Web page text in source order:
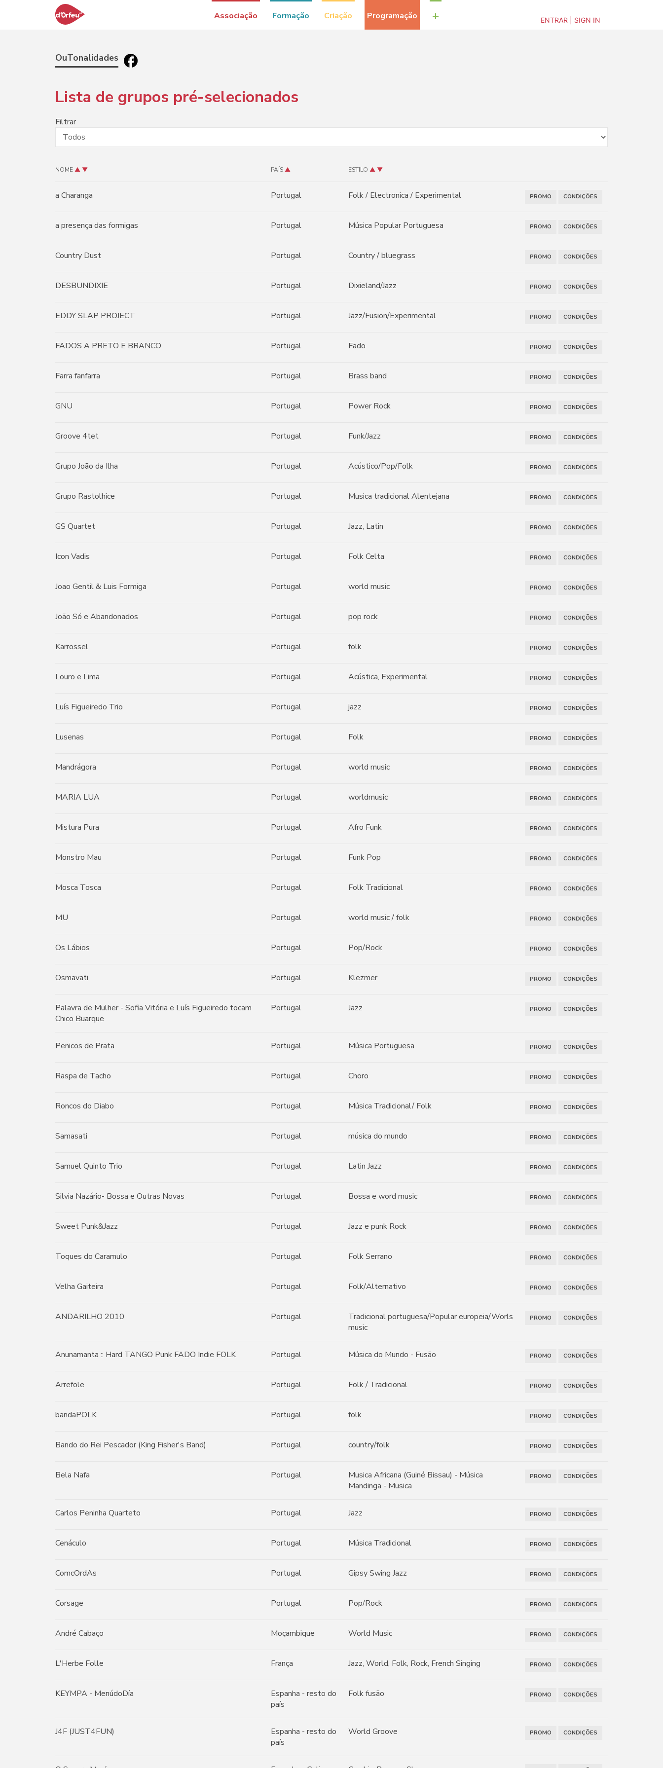
Associação Formação Criação Programação + ENTRAR | SIGN IN
OuTonalidades
Lista de grupos pré-selecionados
Filtrar
NOME▲▼ PAÍS▲ ESTILO ▲▼
a Charanga Portugal Folk / Electronica / Experimental PROMO CONDIÇÕES
a presença das formigas Portugal Música Popular Portuguesa PROMO CONDIÇÕES
Country Dust Portugal Country / bluegrass PROMO CONDIÇÕES
DESBUNDIXIE Portugal Dixieland/Jazz PROMO CONDIÇÕES
EDDY SLAP PROJECT Portugal Jazz/Fusion/Experimental PROMO CONDIÇÕES
FADOS A PRETO E BRANCO Portugal Fado PROMO CONDIÇÕES
Farra fanfarra Portugal Brass band PROMO CONDIÇÕES
GNU Portugal Power Rock PROMO CONDIÇÕES
Groove 4tet Portugal Funk/Jazz PROMO CONDIÇÕES
Grupo João da Ilha Portugal Acústico/Pop/Folk PROMO CONDIÇÕES
Grupo Rastolhice Portugal Musica tradicional Alentejana PROMO CONDIÇÕES
GS Quartet Portugal Jazz, Latin PROMO CONDIÇÕES
Icon Vadis Portugal Folk Celta PROMO CONDIÇÕES
Joao Gentil & Luis Formiga Portugal world music PROMO CONDIÇÕES
João Só e Abandonados Portugal pop rock PROMO CONDIÇÕES
Karrossel Portugal folk PROMO CONDIÇÕES
Louro e Lima Portugal Acústica, Experimental PROMO CONDIÇÕES
Luís Figueiredo Trio Portugal jazz PROMO CONDIÇÕES
Lusenas Portugal Folk PROMO CONDIÇÕES
Mandrágora Portugal world music PROMO CONDIÇÕES
MARIA LUA Portugal worldmusic PROMO CONDIÇÕES
Mistura Pura Portugal Afro Funk PROMO CONDIÇÕES
Monstro Mau Portugal Funk Pop PROMO CONDIÇÕES
Mosca Tosca Portugal Folk Tradicional PROMO CONDIÇÕES
MU Portugal world music / folk PROMO CONDIÇÕES
Os Lábios Portugal Pop/Rock PROMO CONDIÇÕES
Osmavati Portugal Klezmer PROMO CONDIÇÕES
Palavra de Mulher - Sofia Vitória e Luís Figueiredo tocam
Chico Buarque
Portugal Jazz PROMO CONDIÇÕES
Penicos de Prata Portugal Música Portuguesa PROMO CONDIÇÕES
Raspa de Tacho Portugal Choro PROMO CONDIÇÕES
Roncos do Diabo Portugal Música Tradicional/ Folk PROMO CONDIÇÕES
Samasati Portugal música do mundo PROMO CONDIÇÕES
Samuel Quinto Trio Portugal Latin Jazz PROMO CONDIÇÕES
Silvia Nazário- Bossa e Outras Novas Portugal Bossa e word music PROMO CONDIÇÕES
Sweet Punk&Jazz Portugal Jazz e punk Rock PROMO CONDIÇÕES
Toques do Caramulo Portugal Folk Serrano PROMO CONDIÇÕES
Velha Gaiteira Portugal Folk/Alternativo PROMO CONDIÇÕES
ANDARILHO 2010 Portugal
Tradicional portuguesa/Popular europeia/Worls
music
PROMO CONDIÇÕES
Anunamanta :: Hard TANGO Punk FADO Indie FOLK Portugal Música do Mundo - Fusão PROMO CONDIÇÕES
Arrefole Portugal Folk / Tradicional PROMO CONDIÇÕES
bandaPOLK Portugal folk PROMO CONDIÇÕES
Bando do Rei Pescador (King Fisher's Band) Portugal country/folk PROMO CONDIÇÕES
Bela Nafa Portugal
Musica Africana (Guiné Bissau) - Música
Mandinga - Musica
PROMO CONDIÇÕES
Carlos Peninha Quarteto Portugal Jazz PROMO CONDIÇÕES
Cenáculo Portugal Música Tradicional PROMO CONDIÇÕES
ComcOrdAs Portugal Gipsy Swing Jazz PROMO CONDIÇÕES
Corsage Portugal Pop/Rock PROMO CONDIÇÕES
André Cabaço Moçambique World Music PROMO CONDIÇÕES
L'Herbe Folle França Jazz, World, Folk, Rock, French Singing PROMO CONDIÇÕES
KEYMPA - MenúdoDía
Espanha - resto do
país
Folk fusão PROMO CONDIÇÕES
J4F (JUST4FUN)
Espanha - resto do
país
World Groove PROMO CONDIÇÕES